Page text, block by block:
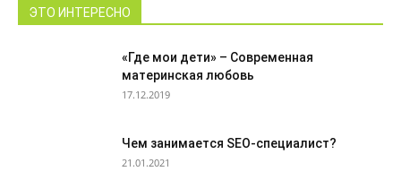
ЭТО ИНТЕРЕСНО
«Где мои дети» – Современная
материнская любовь
17.12.2019
Чем занимается SEO-специалист?
21.01.2021